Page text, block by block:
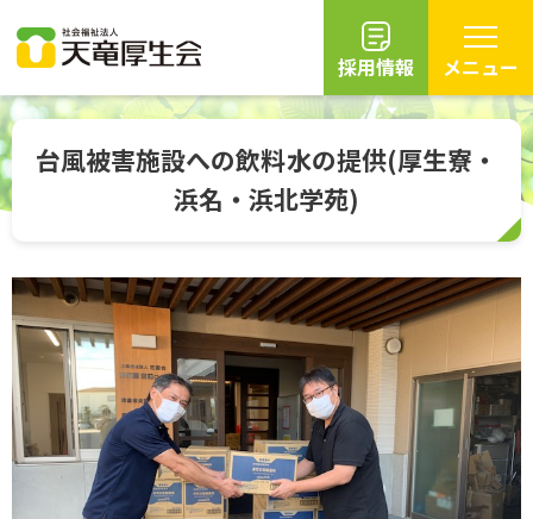
グ
ロ
ー
バ
ビ
ゲ
ー
シ
ョ
ン
へ
本
文
へ
ロ
ー
カ
ル
ゲ
ー
シ
ョ
ン
へ
フ
ッ
タ
ー
採用情報 メニュー
台風被害施設への飲料水の提供(厚生寮・
浜名・浜北学苑)